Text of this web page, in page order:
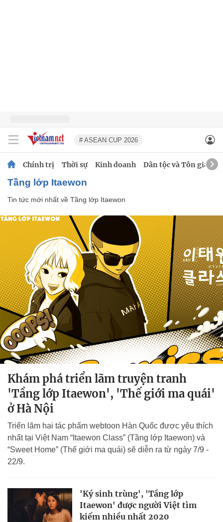
# ASEAN CUP 2026
Chính trị Thời sự Kinh doanh Dân tộc và Tôn giáo
Tầng lớp Itaewon
Tin tức mới nhất về Tầng lớp Itaewon
Khám phá triển lãm truyện tranh
'Tầng lớp Itaewon', 'Thế giới ma quái'
ở Hà Nội
Triển lãm hai tác phẩm webtoon Hàn Quốc được yêu thích
nhất tại Việt Nam “Itaewon Class” (Tầng lớp Itaewon) và
“Sweet Home” (Thế giới ma quái) sẽ diễn ra từ ngày 7/9 -
22/9.
'Ký sinh trùng', 'Tầng lớp
Itaewon' được người Việt tìm
kiếm nhiều nhất 2020